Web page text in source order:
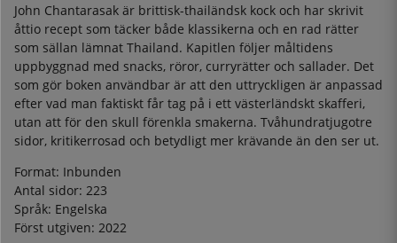
John Chantarasak är brittisk-thailändsk kock och har skrivit
åttio recept som täcker både klassikerna och en rad rätter
som sällan lämnat Thailand. Kapitlen följer måltidens
uppbyggnad med snacks, röror, curryrätter och sallader. Det
som gör boken användbar är att den uttryckligen är anpassad
efter vad man faktiskt får tag på i ett västerländskt skafferi,
utan att för den skull förenkla smakerna. Tvåhundratjugotre
sidor, kritikerrosad och betydligt mer krävande än den ser ut.
Format: Inbunden
Antal sidor: 223
Språk: Engelska
Först utgiven: 2022